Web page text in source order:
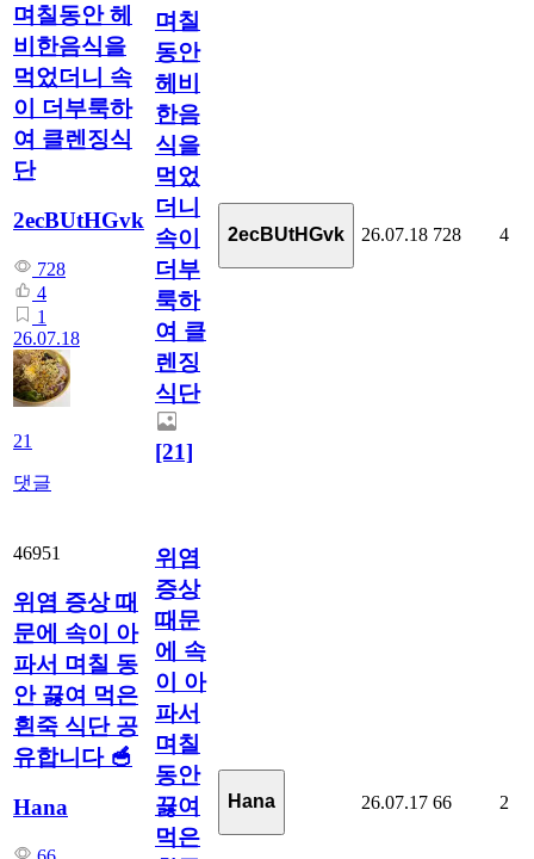
며칠동안 헤
비한음식을
먹었더니 속
이 더부룩하
여 클렌징식
단
2ecBUtHGvk
728
4
1
26.07.18
21
댓글
며칠
동안
헤비
한음
식을
먹었
더니
속이
더부
룩하
여 클
렌징
식단
[21]
2ecBUtHGvk 26.07.18 728 4
46951
위염 증상 때
문에 속이 아
파서 며칠 동
안 끓여 먹은
흰죽 식단 공
유합니다 🥣
Hana
위염
증상
때문
에 속
이 아
파서
며칠
동안
끓여
먹은
Hana 26.07.17 66 2